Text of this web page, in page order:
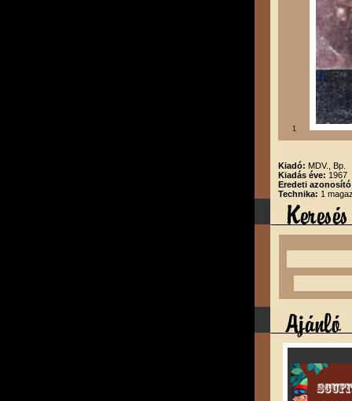
1
Kiadó: MDV., Bp.
Kiadás éve: 1967
Eredeti
Technika: 1